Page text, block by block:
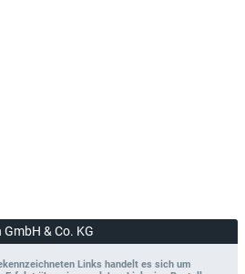
& Co. KG
Links handelt es sich um